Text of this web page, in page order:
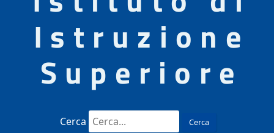
Istruzione
Superiore
Cerca Cerca